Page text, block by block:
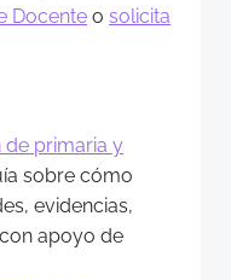
Docente o solicita
de primaria y
sobre cómo
evidencias,
apoyo de